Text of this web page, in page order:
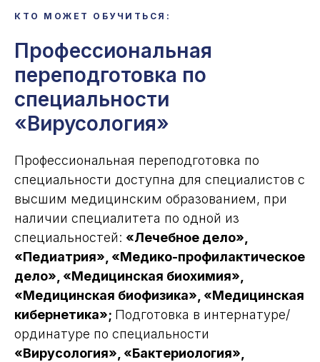
КТО МОЖЕТ ОБУЧИТЬСЯ:
Профессиональная
переподготовка по
специальности
«Вирусология»
Профессиональная переподготовка по
специальности доступна для специалистов с
высшим медицинским образованием, при
наличии специалитета по одной из
специальностей: «Лечебное дело»,
«Педиатрия», «Медико-профилактическое
дело», «Медицинская биохимия»,
«Медицинская биофизика», «Медицинская
кибернетика»; Подготовка в интернатуре/
ординатуре по специальности
«Вирусология», «Бактериология»,